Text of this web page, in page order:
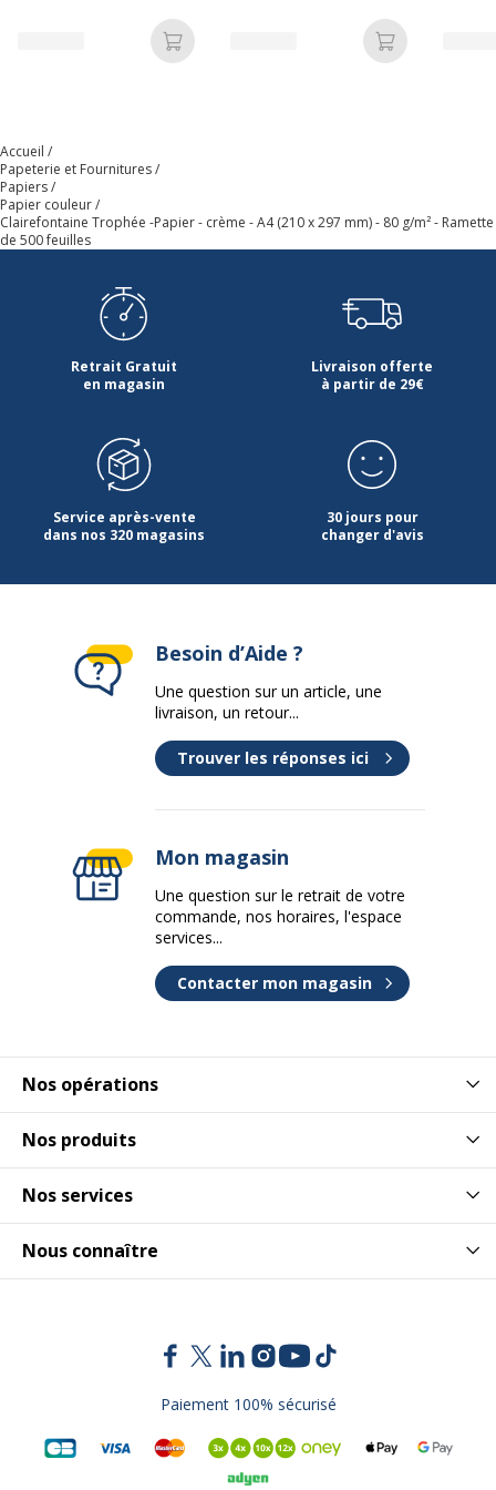
Caractéristiques générales
Catégorie d'accessoire
Catégorie de couleur
Nombre de support 500 Feuille(s)
Quantité incluse
Sous-catégorie de
support
Papier à usage
professionnel
Caractéristiques environnementales
Caractéristiques environnementales
Certification PEFC
Données d'identification
Données d'identification
Code barre maitre 3329680001358
Référence produit fabricant 1871PC
Données logistiques
Données logistiques
Hauteur emballée 5.5 cm
Poids emballé
Profondeur emballée
Quantité emballée
Ajouter au panier Ajouter au
Accueil
Papeterie et Fournitures
Papiers
Papier couleur
Clairefontaine Trophée -Papier - crème - A4 (210 x 297 mm) - 80 g/m² - Ramette
de 500 feuilles
Retrait Gratuit
en magasin
Livraison offerte
à partir de 29€
Service après-vente
dans nos 320 magasins
30 jours pour
changer d'avis
Nos opérations
Nos produits
Nos services
Nous connaître
Besoin d’Aide ?
Une question sur un article, une
livraison, un retour...
Trouver les réponses ici
Mon magasin
Une question sur le retrait de votre
commande, nos horaires, l'espace
services...
Contacter mon magasin
Paiement 100% sécurisé